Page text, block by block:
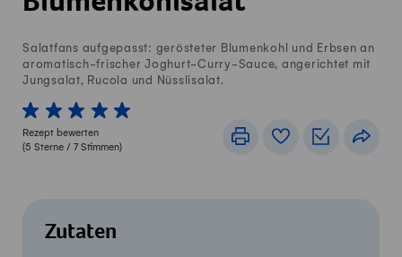
Salatfans aufgepasst: gerösteter Blumenkohl und Erbsen an
aromatisch-frischer Joghurt-Curry-Sauce, angerichtet mit
Jungsalat, Rucola und Nüsslisalat.
1 von 5 Sterne
2 von 5 Sterne
3 von 5 Sterne
4 von 5 Sterne
5 von 5 Sterne
Rezept bewerten
(5 Sterne / 7 Stimmen)
DruckenRezeptbuch
Zutaten